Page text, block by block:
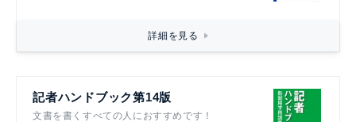
詳細を見る
記者ハンドブック第14版
文書を書くすべての人におすすめです！